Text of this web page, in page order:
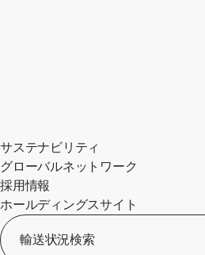
サステナビリティ
グローバルネットワーク
採用情報
ホールディングスサイト
輸送状況検索